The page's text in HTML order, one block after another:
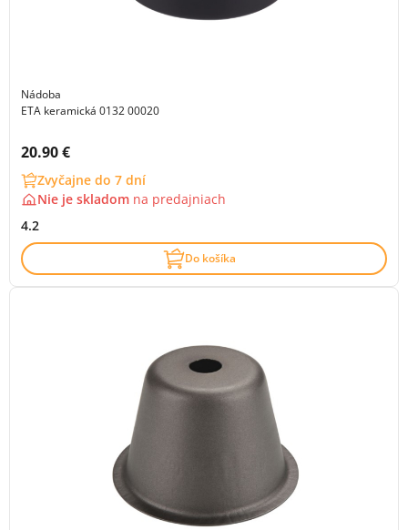
Nádoba
ETA keramická 0132 00020
Cena s DPH:
20.90 €
Zvyčajne do 7 dní
Nie je skladom na predajniach
4.2
Do košíka